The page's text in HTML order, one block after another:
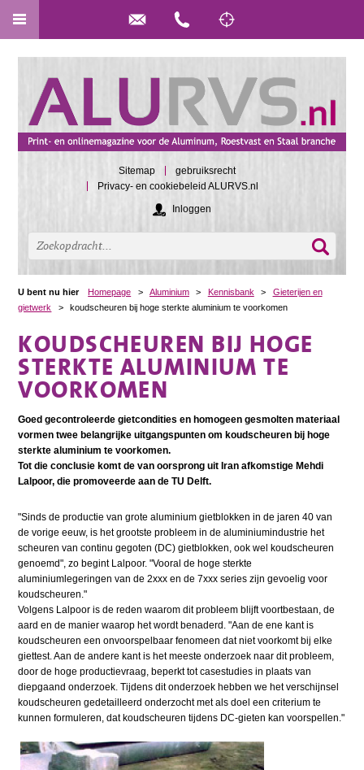
Sitemap
gebruiksrecht
Privacy- en cookiebeleid ALURVS.nl
Inloggen
U bent nu hier Homepage > Aluminium > Kennisbank >
Gieterijen en
gietwerk
> koudscheuren bij hoge sterkte aluminium te voorkomen
KOUDSCHEUREN BIJ HOGE
STERKTE ALUMINIUM TE
VOORKOMEN
Goed gecontroleerde gietcondities en homogeen gesmolten materiaal
vormen twee belangrijke uitgangspunten om koudscheuren bij hoge
sterkte aluminium te voorkomen.
Tot die conclusie komt de van oorsprong uit Iran afkomstige Mehdi
Lalpoor, die promoveerde aan de TU Delft.
"Sinds de productie van grote aluminium gietblokken in de jaren 40 van
de vorige eeuw, is het grootste probleem in de aluminiumindustrie het
scheuren van continu gegoten (DC) gietblokken, ook wel koudscheuren
genoemd", zo begint Lalpoor. "Vooral de hoge sterkte
aluminiumlegeringen van de 2xxx en de 7xxx series zijn gevoelig voor
koudscheuren."
Volgens Lalpoor is de reden waarom dit probleem blijft voortbestaan, de
aard en de manier waarop het wordt benaderd. "Aan de ene kant is
koudscheuren een onvoorspelbaar fenomeen dat niet voorkomt bij elke
giettest. Aan de andere kant is het meeste onderzoek naar dit probleem,
door de hoge productievraag, beperkt tot casestudies in plaats van
diepgaand onderzoek. Tijdens dit onderzoek hebben we het verschijnsel
koudscheuren gedetailleerd onderzocht met als doel een criterium te
kunnen formuleren, dat koudscheuren tijdens DC-gieten kan voorspellen."